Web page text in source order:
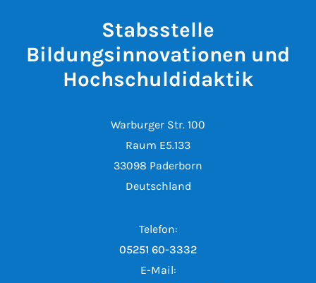
Stabsstelle
Bildungsinnovationen und
Hochschuldidaktik
Warburger Str. 100
Raum E5.133
33098 Paderborn
Deutschland
Telefon:
05251 60-3332
E-Mail: